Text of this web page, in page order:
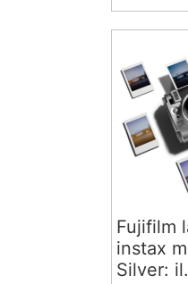
Fujifilm
instax
Silver: